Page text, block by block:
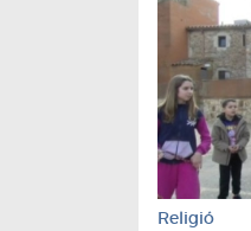
Religió